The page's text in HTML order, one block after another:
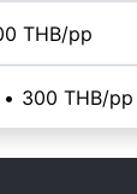
THB/pp
• 300 THB/pp